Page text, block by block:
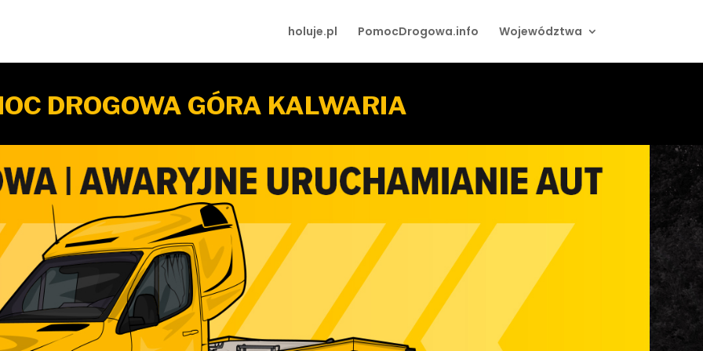
holuje.pl PomocDrogowa.info Województwa
DROGOWA GÓRA KALWARIA